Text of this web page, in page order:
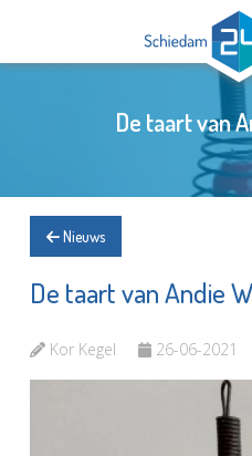
De taart van
Nieuws
De taart van Andie
Kor Kegel 26-06-2021